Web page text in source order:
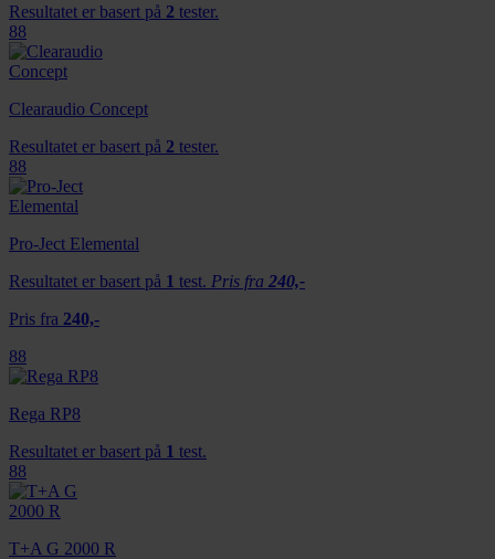
Resultatet er basert på 2 tester.
88
Clearaudio Concept
Resultatet er basert på 2 tester.
88
Pro-Ject Elemental
Resultatet er basert på 1 test. Pris fra 240,-
Pris fra 240,-
88
Rega RP8
Resultatet er basert på 1 test.
88
T+A G 2000 R